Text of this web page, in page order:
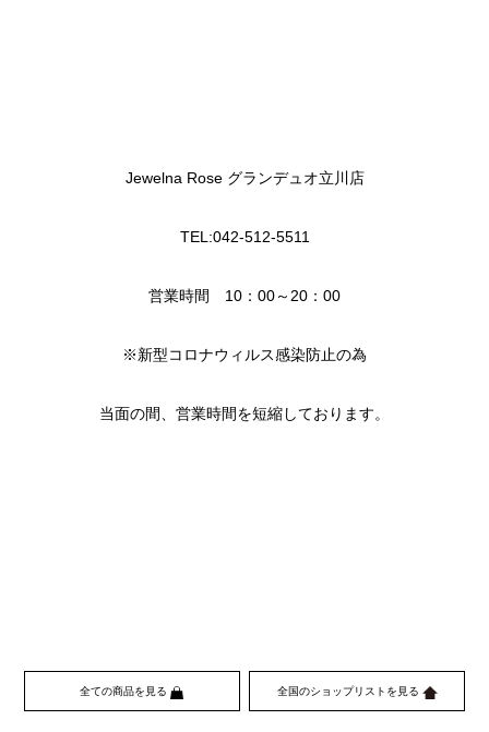
Jewelna Rose グランデュオ立川店
TEL:042-512-5511
営業時間 10：00～20：00
※新型コロナウィルス感染防止の為
当面の間、営業時間を短縮しております。
全ての商品を見る 全国のショップリストを見る